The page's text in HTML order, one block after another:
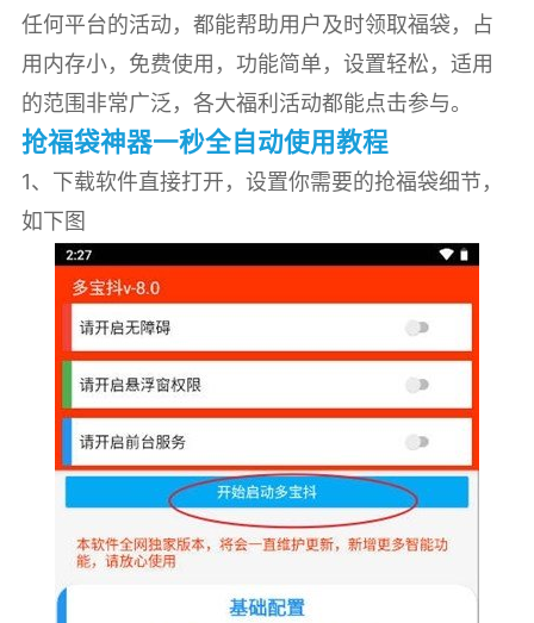
任何平台的活动，都能帮助用户及时领取福袋，占
用内存小，免费使用，功能简单，设置轻松，适用
的范围非常广泛，各大福利活动都能点击参与。
抢福袋神器一秒全自动使用教程
1、下载软件直接打开，设置你需要的抢福袋细节，
如下图